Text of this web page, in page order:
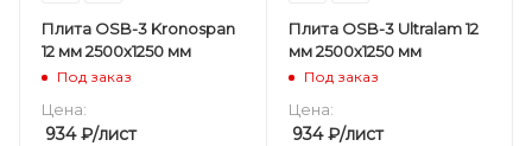
Плита OSB-3 Kronospan
12 мм 2500х1250 мм
Под заказ
Цена:
934₽/лист
Плита OSB-3 Ultralam 12
мм 2500х1250 мм
Под заказ
Цена:
934₽/лист